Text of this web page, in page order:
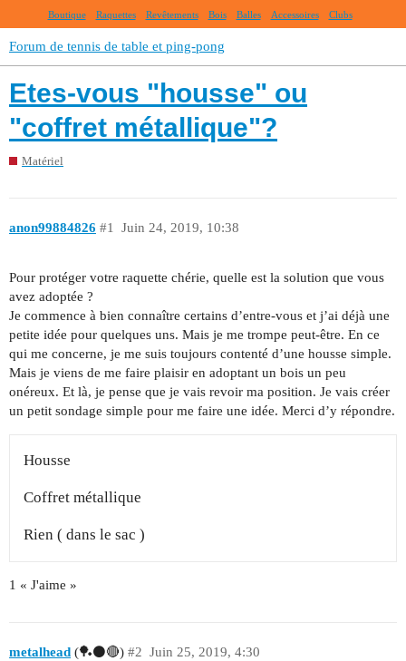
Boutique Raquettes Revêtements Bois Balles Accessoires Clubs
Forum de tennis de table et ping-pong
Etes-vous "housse" ou
"coffret métallique"?
Matériel
anon99884826 Juin 24, 2019, 10:38
#1
Pour protéger votre raquette chérie, quelle est la solution que vous
avez adoptée ?
Je commence à bien connaître certains d’entre-vous et j’ai déjà une
petite idée pour quelques uns. Mais je me trompe peut-être. En ce
qui me concerne, je me suis toujours contenté d’une housse simple.
Mais je viens de me faire plaisir en adoptant un bois un peu
onéreux. Et là, je pense que je vais revoir ma position. Je vais créer
un petit sondage simple pour me faire une idée. Merci d’y répondre.
Housse
Coffret métallique
Rien ( dans le sac )
1 « J'aime »
metalhead (🏓⚫🔴) Juin 25, 2019, 4:30
#2